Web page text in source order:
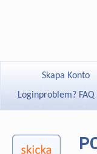
Skapa Konto
Loginproblem?